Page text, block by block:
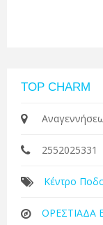
TOP CHARM
2552025331
Κέντρο
ΟΡΕΣΤΙΑΔΑ